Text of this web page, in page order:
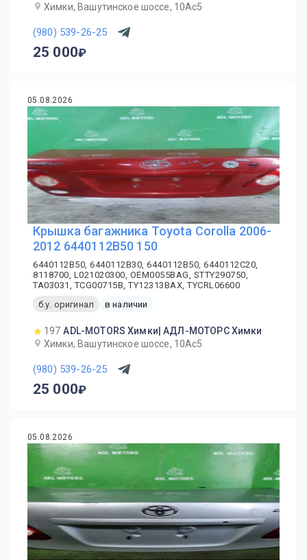
Химки, Вашутинское шоссе, 10Ас5
(980) 539-26-25
25 000
05.08.2026
Крышка багажника Toyota Corolla 2006-
2012 6440112B50 150
6440112B50, 6440112B30, 6440112B50, 6440112C20,
8118700, L021020300, OEM0055BAG, STTY290750,
TA03031, TCG00715B, TY12313BAX, TYCRL06600
б.у. оригинал
в наличии
197 ADL-MOTORS Химки| АДЛ-МОТОРС Химки
Химки, Вашутинское шоссе, 10Ас5
(980) 539-26-25
25 000
05.08.2026